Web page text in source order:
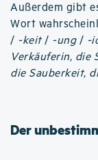
Außerdem gibt
Wort
/ -keit/ -ung/ -
Verkäuferin, die
die Sauberkeit,
Der